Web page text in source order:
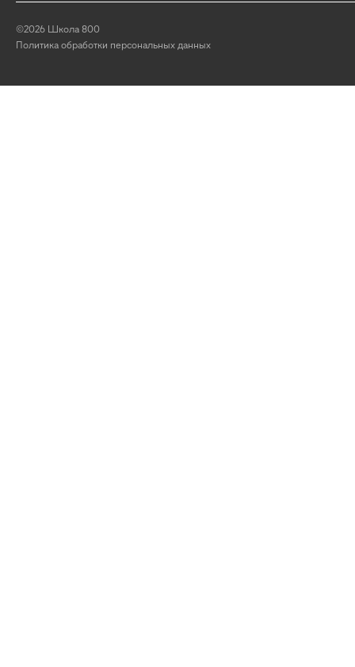
©2026 Школа 800
Политика обработки персональных данных